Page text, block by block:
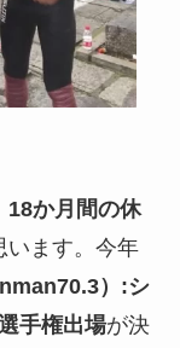
18か月間の休
います。今年
）:シ
手権出場が決